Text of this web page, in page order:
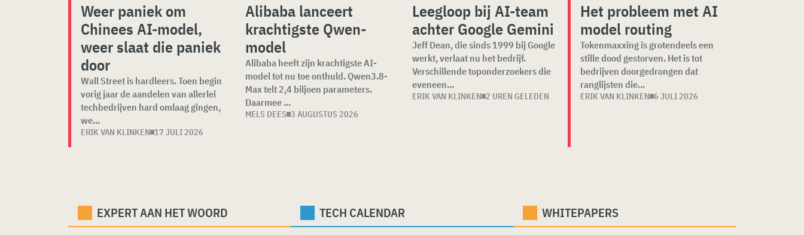
Weer paniek om
Chinees AI-model,
weer slaat die paniek
door
Wall Street is hardleers. Toen begin
vorig jaar de aandelen van allerlei
techbedrijven hard omlaag gingen,
we...
ERIK VAN KLINKEN 17 JULI 2026
Alibaba lanceert
krachtigste Qwen-
model
Alibaba heeft zijn krachtigste AI-
model tot nu toe onthuld. Qwen3.8-
Max telt 2,4 biljoen parameters.
Daarmee ...
MELS DEES 3 AUGUSTUS 2026
Leegloop bij AI-team
achter Google Gemini
Jeff Dean, die sinds 1999 bij Google
werkt, verlaat nu het bedrijf.
Verschillende toponderzoekers die
eveneen...
ERIK VAN KLINKEN 2 UREN GELEDEN
Het probleem met AI
model routing
Tokenmaxxing is grotendeels een
stille dood gestorven. Het is tot
bedrijven doorgedrongen dat
ranglijsten die...
ERIK VAN KLINKEN 6 JULI 2026
EXPERT AAN HET WOORD
TECH CALENDAR
WHITEPAPERS